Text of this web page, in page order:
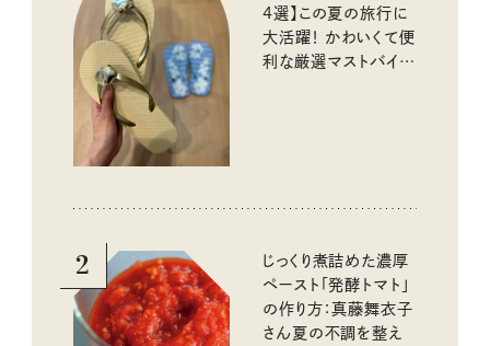
4選】この夏の旅行に
大活躍！ かわいくて便
利な厳選マストバイア
2
じっくり煮詰めた濃厚
ペースト「発酵トマト」
の作り方：真藤舞衣子
さん夏の不調を整え